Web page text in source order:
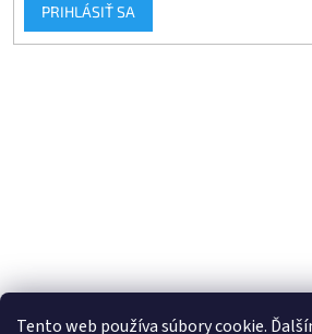
Tento web používa súbory cookie.
PRIHLÁSIŤ SA